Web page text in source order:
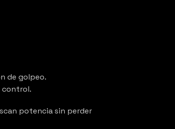
de golpeo.
control.
potencia sin perder